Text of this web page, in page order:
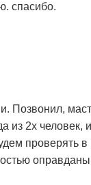
спасибо.
Позвонил,
из 2х
проверять